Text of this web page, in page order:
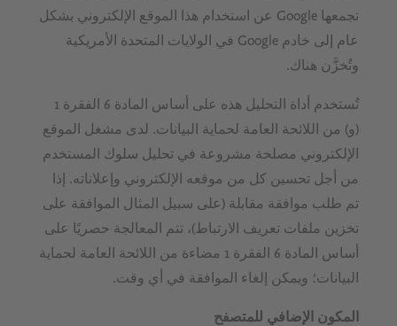
تجمعها Google عن استخدام هذا الموقع الإلكتروني بشكل
عام إلى خادم Google في الولايات المتحدة الأمريكية
وتُخزَّن هناك.
تُستخدم أداة التحليل هذه على أساس المادة 6 الفقرة 1
(و) من اللائحة العامة لحماية البيانات. لدى مشغل الموقع
الإلكتروني مصلحة مشروعة في تحليل سلوك المستخدم
من أجل تحسين كل من موقعه الإلكتروني وإعلاناته. إذا
تم طلب موافقة مقابلة (على سبيل المثال الموافقة على
تخزين ملفات تعريف الارتباط)، تتم المعالجة حصريًا على
أساس المادة 6 الفقرة 1 مضاءة من اللائحة العامة لحماية
البيانات؛ ويمكن إلغاء الموافقة في أي وقت.
المكون الإضافي للمتصفح